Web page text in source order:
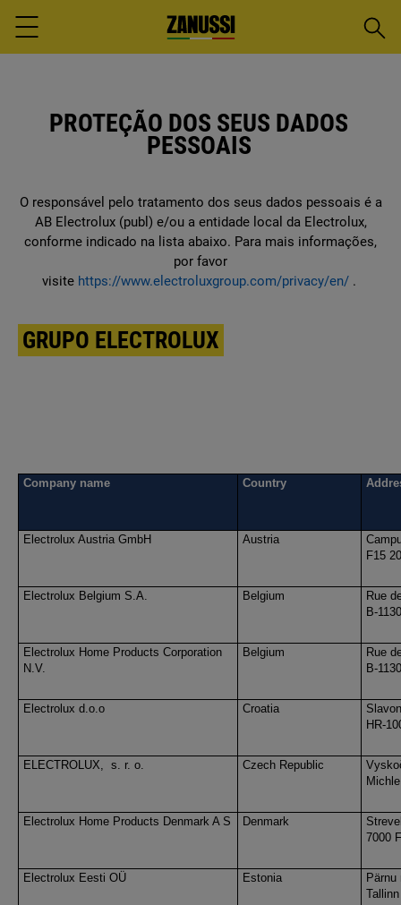
Menu
PROTEÇÃO DOS SEUS DADOS
PESSOAIS
O responsável pelo tratamento dos seus dados pessoais é a
AB Electrolux (publ) e/ou a entidade local da Electrolux,
conforme indicado na lista abaixo. Para mais informações,
por favor
visite https://www.electroluxgroup.com/privacy/en/ .
GRUPO ELECTROLUX
Company name Country
Electrolux Austria GmbH Austria
F15
Electrolux Belgium S.A. Belgium
Rue
B-
Electrolux Home Products Corporation
N.V.
Belgium
Rue
B-
Electrolux d.o.o Croatia
HR-
ELECTROLUX, s. r. o. Czech Republic
Electrolux Home Products Denmark A S Denmark
7000
Electrolux Eesti OÜ Estonia
Pärnu